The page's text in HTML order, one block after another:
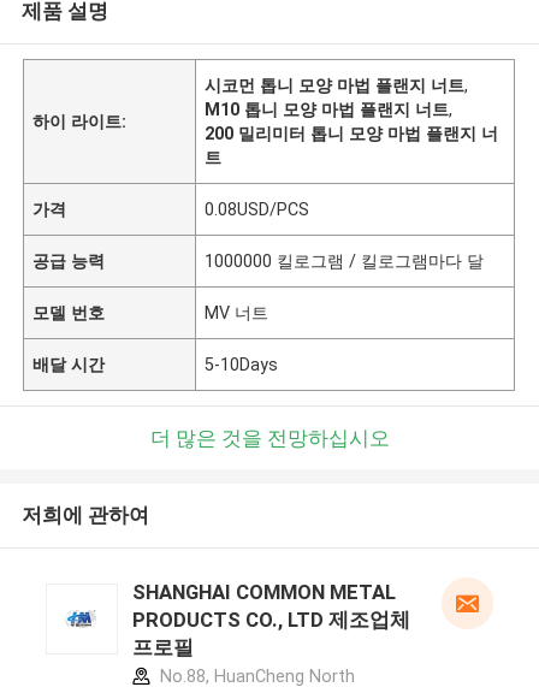
제품 설명
하이 라이트:
시코먼 톱니 모양 마법 플랜지 너트,
M10 톱니 모양 마법 플랜지 너트,
200 밀리미터 톱니 모양 마법 플랜지 너
트
가격 0.08USD/PCS
공급 능력 1000000 킬로그램 / 킬로그램마다 달
모델 번호 MV 너트
배달 시간 5-10Days
더 많은 것을 전망하십시오
저희에 관하여
SHANGHAI COMMON METAL
PRODUCTS CO., LTD 제조업체
프로필
No.88, HuanCheng North